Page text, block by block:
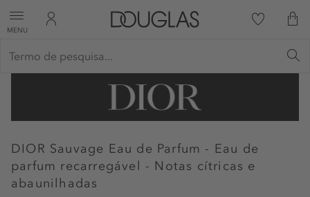
MENU
DIOR Sauvage Eau de Parfum - Eau de
parfum recarregável - Notas cítricas e
abaunilhadas